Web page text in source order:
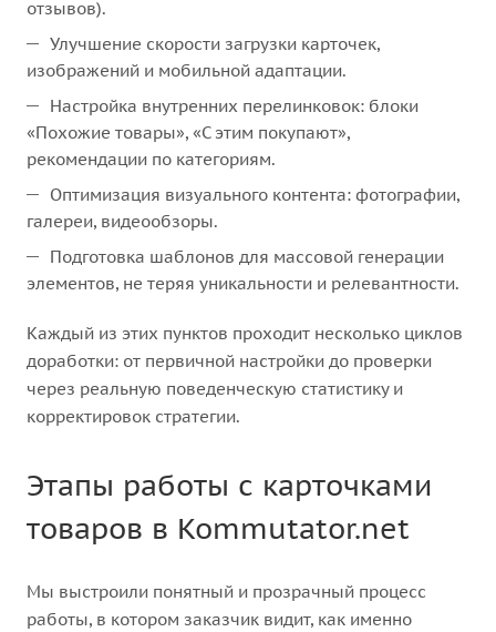
отзывов).
Улучшение скорости загрузки карточек,
изображений и мобильной адаптации.
Настройка внутренних перелинковок: блоки
«Похожие товары», «С этим покупают»,
рекомендации по категориям.
Оптимизация визуального контента: фотографии,
галереи, видеообзоры.
Подготовка шаблонов для массовой генерации
элементов, не теряя уникальности и релевантности.
Каждый из этих пунктов проходит несколько циклов
доработки: от первичной настройки до проверки
через реальную поведенческую статистику и
корректировок стратегии.
Этапы работы с карточками
товаров в Kommutator.net
Мы выстроили понятный и прозрачный процесс
работы, в котором заказчик видит, как именно